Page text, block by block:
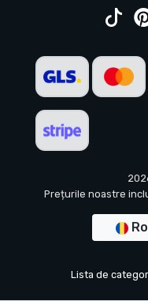
Prețurile noastre
Lista de